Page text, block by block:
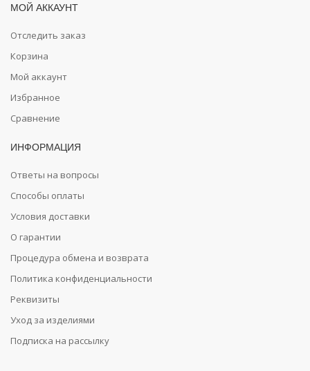
МОЙ АККАУНТ
Отследить заказ
Корзина
Мой аккаунт
Избранное
Сравнение
ИНФОРМАЦИЯ
Ответы на вопросы
Способы оплаты
Условия доставки
О гарантии
Процедура обмена и возврата
Политика конфиденциальности
Реквизиты
Уход за изделиями
Подписка на рассылку